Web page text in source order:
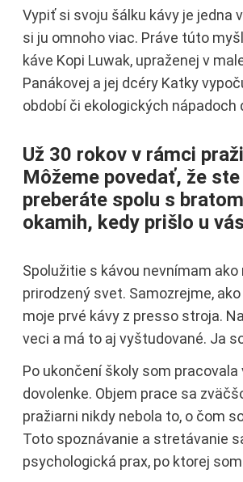
Vypiť si svoju šálku kávy je jedna
si ju omnoho viac. Práve túto
káve Kopi Luwak, upraženej v
Panákovej a jej dcéry Katky
období či ekologických nápadoch
Už 30 rokov v rámci
Môžeme povedať, že
preberáte spolu s
okamih, kedy prišlo u
Spolužitie s kávou nevnímam
prirodzený svet. Samozrejme,
moje prvé kávy z presso stroja.
veci a má to aj vyštudované. Ja
Po ukončení školy som
dovolenke. Objem prace sa
pražiarni nikdy nebola to, o čom
Toto spoznávanie a stretávanie
psychologická prax, po ktorej